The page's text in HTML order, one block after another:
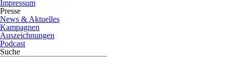
Impressum
Presse
News & Aktuelles
Kampagnen
Auszeichnungen
Podcast
Suche